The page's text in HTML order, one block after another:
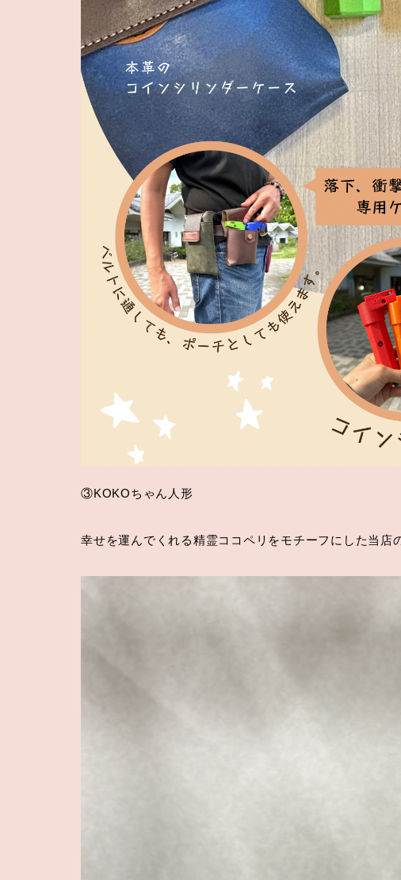
③KOKOちゃん人形
幸せを運んでくれる精霊ココペリをモチーフにした当店